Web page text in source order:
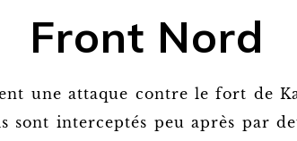
Front Nord
une attaque contre le fort de
sont interceptés peu après par